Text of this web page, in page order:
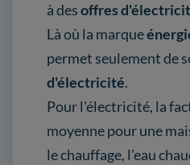
à desoffres
Là où la marque
permet seulement de
d'électricité.
Pour l'électricité, la
moyenne pour une
le chauffage, l'eau